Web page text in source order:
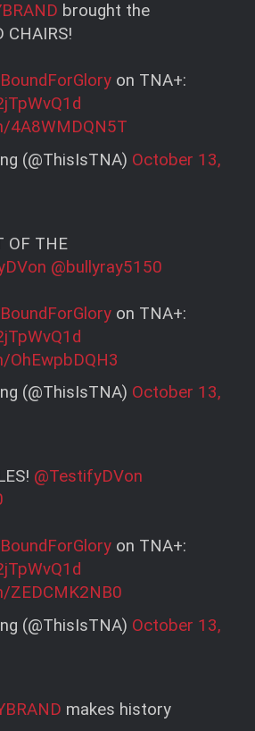
brought the
CHAIRS!
on TNA+:
4A8WMDQN5T
(@ThisIsTNA) October 13,
OF THE
@bullyray5150
on TNA+:
(@ThisIsTNA) October 13,
@TestifyDVon
on TNA+:
ZEDCMK2NB0
(@ThisIsTNA) October 13,
makes history